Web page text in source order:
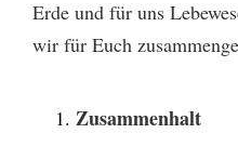
Erde und für uns
wir für Euch
Zusammenhalt